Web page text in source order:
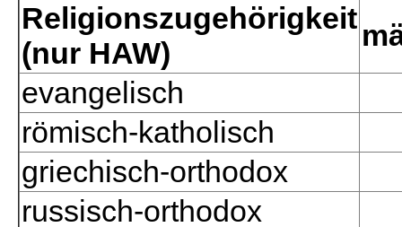
Religionszugehörigkeit
(nur HAW)
evangelisch
römisch-katholisch
griechisch-orthodox
russisch-orthodox